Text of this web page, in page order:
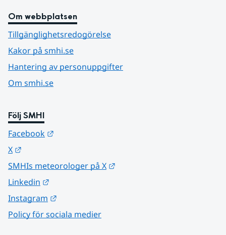
Om webbplatsen
Tillgänglighetsredogörelse
Kakor på smhi.se
Hantering av personuppgifter
Om smhi.se
Följ SMHI
Facebook
X
SMHIs meteorologer på X
Linkedin
Instagram
Policy för sociala medier